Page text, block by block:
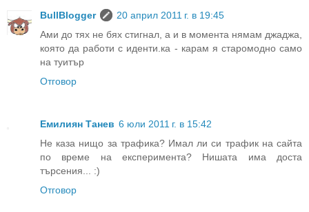
BullBlogger
20 април 2011 г. в 19:45
Ами до тях не бях стигнал, а и в момента нямам джаджа,
която да работи с иденти.ка - карам я старомодно само
на туитър
Отговор
Емилиян Танев 6 юли 2011 г. в 15:42
Не каза нищо за трафика? Имал ли си трафик на сайта
по време на експеримента? Нишата има доста
търсения... :)
Отговор